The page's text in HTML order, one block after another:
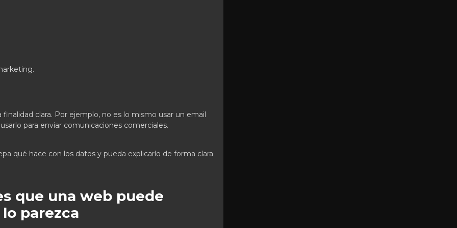
clara. Por ejemplo, no es lo mismo usar un email
para enviar comunicaciones comerciales.
qué hace con los datos y pueda explicarlo de forma clara
que una web puede
parezca